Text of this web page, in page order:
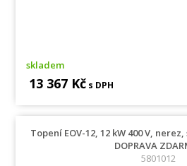
skladem
13 367 Kč s DPH
Topení EOV-12, 12 kW 400 V,
DOPRAVA
5801012